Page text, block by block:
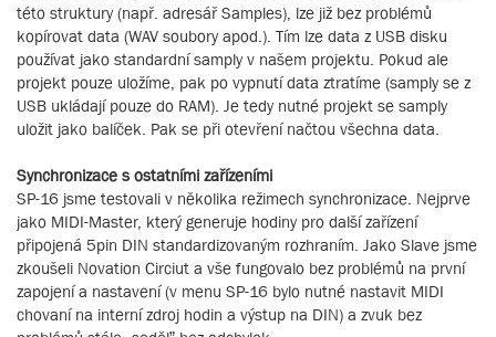
této struktury (např. adresář Samples), lze již bez problémů
kopírovat data (WAV soubory apod.). Tím lze data z USB disku
používat jako standardní samply v našem projektu. Pokud ale
projekt pouze uložíme, pak po vypnutí data ztratíme (samply se z
USB ukládají pouze do RAM). Je tedy nutné projekt se samply
uložit jako balíček. Pak se při otevření načtou všechna data.
Synchronizace s ostatními zařízeními
SP-16 jsme testovali v několika režimech synchronizace. Nejprve
jako MIDI-Master, který generuje hodiny pro další zařízení
připojená 5pin DIN standardizovaným rozhraním. Jako Slave jsme
zkoušeli Novation Circiut a vše fungovalo bez problémů na první
zapojení a nastavení (v menu SP-16 bylo nutné nastavit MIDI
chovaní na interní zdroj hodin a výstup na DIN) a zvuk bez